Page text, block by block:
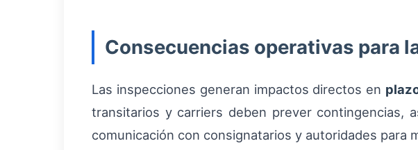
Consecuencias operativas para
Las inspecciones generan impactos directos en
transitarios y carriers deben prever contingencias,
comunicación con consignatarios y autoridades para